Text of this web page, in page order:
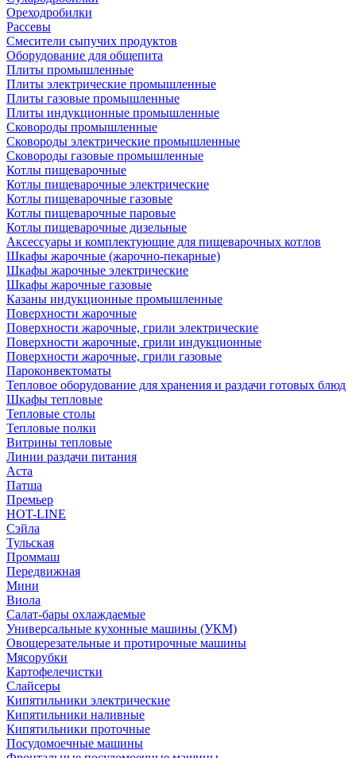
Ореходробилки
Рассевы
Смесители сыпучих продуктов
Оборудование для общепита
Плиты промышленные
Плиты электрические промышленные
Плиты газовые промышленные
Плиты индукционные промышленные
Сковороды промышленные
Сковороды электрические промышленные
Сковороды газовые промышленные
Котлы пищеварочные
Котлы пищеварочные электрические
Котлы пищеварочные газовые
Котлы пищеварочные паровые
Котлы пищеварочные дизельные
Аксессуары и комплектующие для пищеварочных котлов
Шкафы жарочные (жарочно-пекарные)
Шкафы жарочные электрические
Шкафы жарочные газовые
Казаны индукционные промышленные
Поверхности жарочные
Поверхности жарочные, грили электрические
Поверхности жарочные, грили индукционные
Поверхности жарочные, грили газовые
Пароконвектоматы
Тепловое оборудование для хранения и раздачи готовых блюд
Шкафы тепловые
Тепловые столы
Тепловые полки
Витрины тепловые
Линии раздачи питания
Аста
Патша
Премьер
HOT-LINE
Сэйла
Тульская
Проммаш
Передвижная
Мини
Виола
Салат-бары охлаждаемые
Универсальные кухонные машины (УКМ)
Овощерезательные и протирочные машины
Мясорубки
Картофелечистки
Слайсеры
Кипятильники электрические
Кипятильники наливные
Кипятильники проточные
Посудомоечные машины